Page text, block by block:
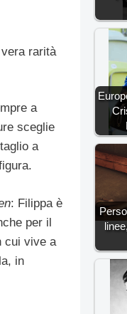
rarità
a
sceglie
a
: Filippa è
per il
cui vive a
in